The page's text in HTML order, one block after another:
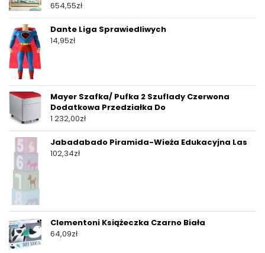
654,55zł
Dante Liga Sprawiedliwych
14,95zł
Mayer Szafka/ Pufka 2 Szuflady Czerwona
Dodatkowa Przedziałka Do
1 232,00zł
Jabadabado Piramida-Wieża Edukacyjna Las
102,34zł
Clementoni Książeczka Czarno Biała
64,09zł